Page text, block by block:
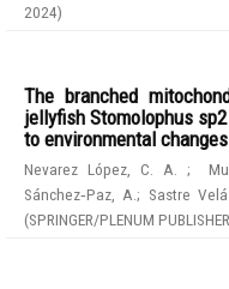
2024)
The branched
jellyfish Stomolophus
to environmental changes
Nevarez López, C. A. ;
Sánchez‑Paz, A.; Sastre
(SPRINGER/PLENUM